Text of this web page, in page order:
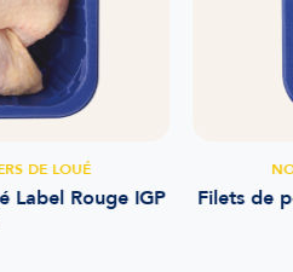
DE LOUÉ
Label Rouge IGP
Filets de